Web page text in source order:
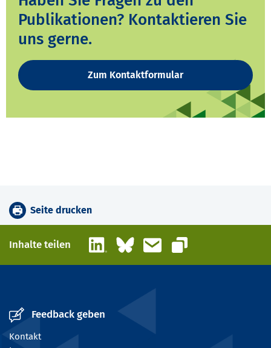
Publikationen? Kontaktieren Sie
uns gerne.
Zum Kontaktformular
Seite drucken
Inhalte teilen LinkedInBlueskyE-Mail
Link kopieren
Feedback geben
Kontakt